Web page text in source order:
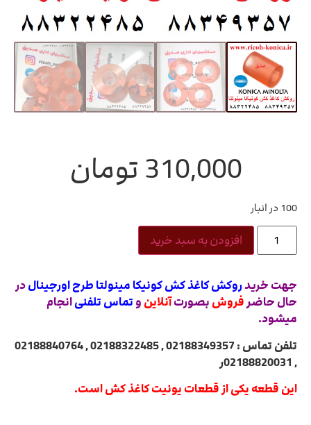
310,000 تومان
100 در انبار
افزودن به سبد خرید
جهت خریدروکش کاغذ کش کونیکا مینولتا طرح اورجینالدر
حال حاضرفروش بصورتآنلاین و تماس تلفنیانجام
میشود.
تلفن تماس : 02188349357 , 02188322485 , 02188840764
, 02188820031ر
این قطعه یکی از قطعات یونیت کاغذ کش است.